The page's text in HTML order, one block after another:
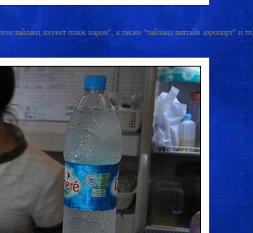
тайланд пхукет пляж карон", а также "тайланд паттайя аэропорт" и тп.